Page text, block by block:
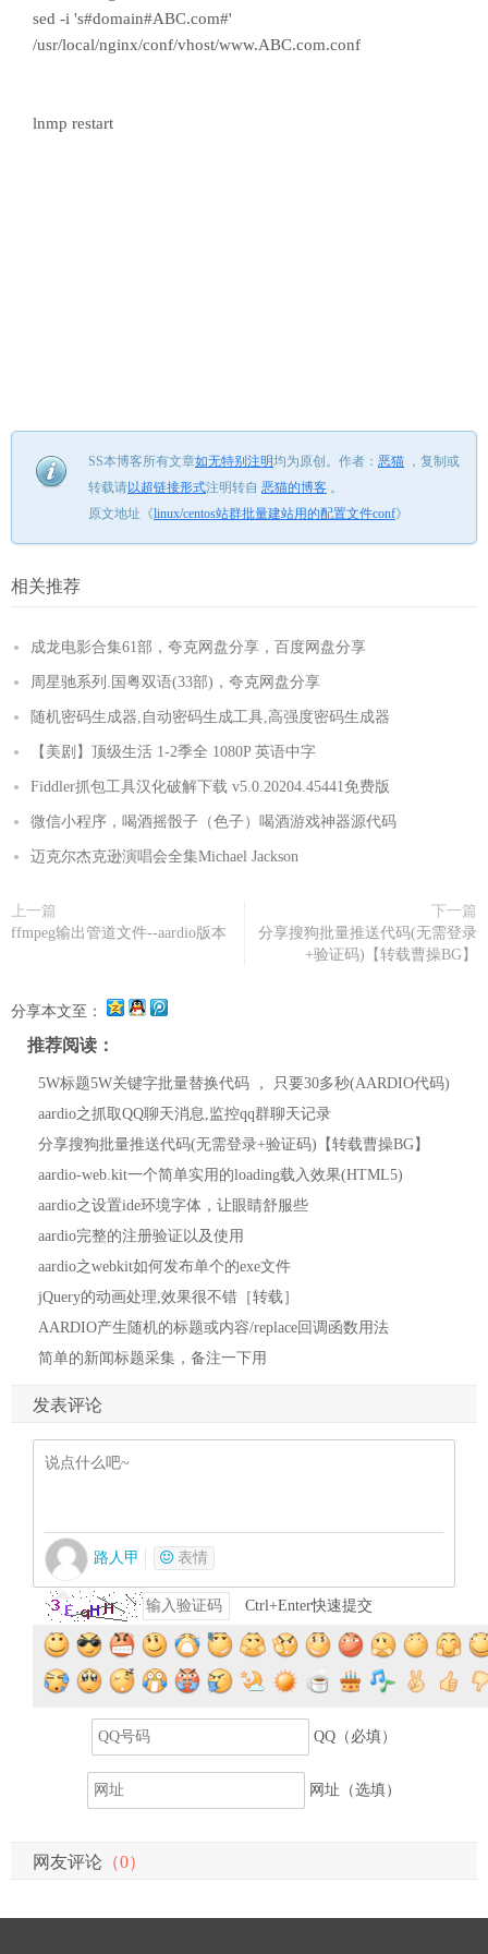
sed -i 's#domain#ABC.com#'
/usr/local/nginx/conf/vhost/www.ABC.com.conf
lnmp restart
SS本博客所有文章如无特别注明均为原创。 作者： 恶猫 ， 复制或
转载请以超链接形式注明转自 恶猫的博客 。
原文地址《linux/centos站群批量建站用的配置文件conf》
相关推荐
成龙电影合集61部，夸克网盘分享，百度网盘分享
周星驰系列.国粤双语(33部)，夸克网盘分享
随机密码生成器,自动密码生成工具,高强度密码生成器
【美剧】顶级生活 1-2季全 1080P 英语中字
Fiddler抓包工具汉化破解下载 v5.0.20204.45441免费版
微信小程序，喝酒摇骰子（色子）喝酒游戏神器源代码
迈克尔杰克逊演唱会全集Michael Jackson
上一篇
ffmpeg输出管道文件--aardio版本
下一篇
分享搜狗批量推送代码(无需登录
+验证码)【转载曹操BG】
分享本文至：
推荐阅读：
5W标题5W关键字批量替换代码 ， 只要30多秒(AARDIO代码)
aardio之抓取QQ聊天消息,监控qq群聊天记录
分享搜狗批量推送代码(无需登录+验证码)【转载曹操BG】
aardio-web.kit一个简单实用的loading载入效果(HTML5)
aardio之设置ide环境字体，让眼睛舒服些
aardio完整的注册验证以及使用
aardio之webkit如何发布单个的exe文件
jQuery的动画处理,效果很不错［转载］
AARDIO产生随机的标题或内容/replace回调函数用法
简单的新闻标题采集，备注一下用
发表评论
路人甲 表情
Ctrl+Enter快速提交
提交评论
QQ（必填）
网址（选填）
网友评论 （0）